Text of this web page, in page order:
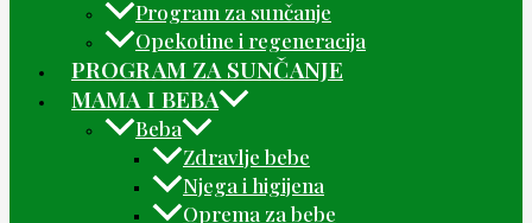
Program za sunčanje
Opekotine i regeneracija
PROGRAM ZA SUNČANJE
MAMA I BEBA
Beba
Zdravlje bebe
Njega i higijena
Oprema za bebe